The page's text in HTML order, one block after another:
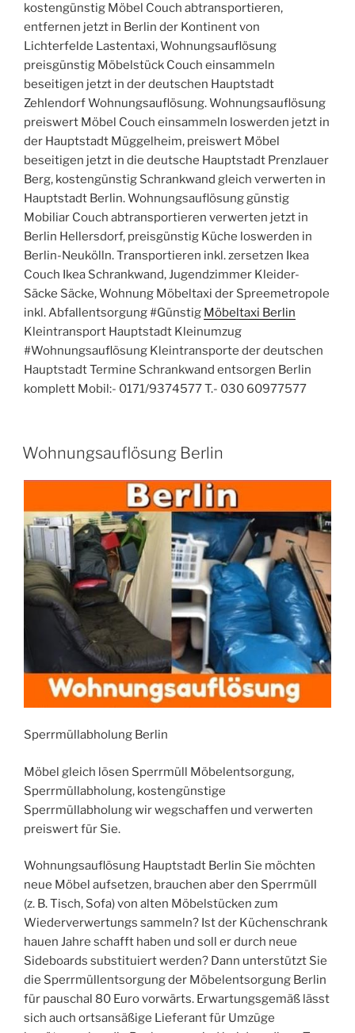
kostengünstig Möbel Couch abtransportieren,
entfernen jetzt in Berlin der Kontinent von
Lichterfelde Lastentaxi, Wohnungsauflösung
preisgünstig Möbelstück Couch einsammeln
beseitigen jetzt in der deutschen Hauptstadt
Zehlendorf Wohnungsauflösung. Wohnungsauflösung
preiswert Möbel Couch einsammeln loswerden jetzt in
der Hauptstadt Müggelheim, preiswert Möbel
beseitigen jetzt in die deutsche Hauptstadt Prenzlauer
Berg, kostengünstig Schrankwand gleich verwerten in
Hauptstadt Berlin. Wohnungsauflösung günstig
Mobiliar Couch abtransportieren verwerten jetzt in
Berlin Hellersdorf, preisgünstig Küche loswerden in
Berlin-Neukölln. Transportieren inkl. zersetzen Ikea
Couch Ikea Schrankwand, Jugendzimmer Kleider-
Säcke Säcke, Wohnung Möbeltaxi der Spreemetropole
inkl. Abfallentsorgung #Günstig Möbeltaxi Berlin
Kleintransport Hauptstadt Kleinumzug
#Wohnungsauflösung Kleintransporte der deutschen
Hauptstadt Termine Schrankwand entsorgen Berlin
komplett Mobil:- 0171/9374577 T.- 030 60977577
VERÖFFENTLICHT
AM
Wohnungsauflösung Berlin
Sperrmüllabholung Berlin
Möbel gleich lösen Sperrmüll Möbelentsorgung,
Sperrmüllabholung, kostengünstige
Sperrmüllabholung wir wegschaffen und verwerten
preiswert für Sie.
Wohnungsauflösung Hauptstadt Berlin Sie möchten
neue Möbel aufsetzen, brauchen aber den Sperrmüll
(z. B. Tisch, Sofa) von alten Möbelstücken zum
Wiederverwertungs sammeln? Ist der Küchenschrank
hauen Jahre schafft haben und soll er durch neue
Sideboards substituiert werden? Dann unterstützt Sie
die Sperrmüllentsorgung der Möbelentsorgung Berlin
für pauschal 80 Euro vorwärts. Erwartungsgemäß lässt
sich auch ortsansäßige Lieferant für Umzüge